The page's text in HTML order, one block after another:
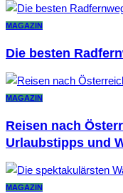
MAGAZIN
Die besten
MAGAZIN
Reisen nach
Urlaubstipps und
MAGAZIN